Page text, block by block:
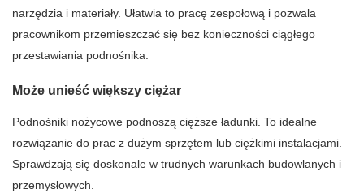
narzędzia i materiały. Ułatwia to pracę zespołową i pozwala
pracownikom przemieszczać się bez konieczności ciągłego
przestawiania podnośnika.
Może unieść większy ciężar
Podnośniki nożycowe podnoszą cięższe ładunki. To idealne
rozwiązanie do prac z dużym sprzętem lub ciężkimi instalacjami.
Sprawdzają się doskonale w trudnych warunkach budowlanych i
przemysłowych.